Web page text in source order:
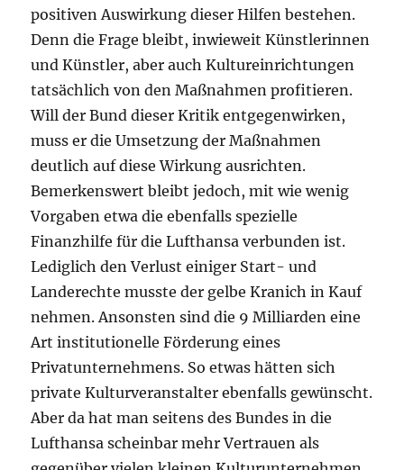
positiven Auswirkung dieser Hilfen bestehen.
Denn die Frage bleibt, inwieweit Künstlerinnen
und Künstler, aber auch Kultureinrichtungen
tatsächlich von den Maßnahmen profitieren.
Will der Bund dieser Kritik entgegenwirken,
muss er die Umsetzung der Maßnahmen
deutlich auf diese Wirkung ausrichten.
Bemerkenswert bleibt jedoch, mit wie wenig
Vorgaben etwa die ebenfalls spezielle
Finanzhilfe für die Lufthansa verbunden ist.
Lediglich den Verlust einiger Start- und
Landerechte musste der gelbe Kranich in Kauf
nehmen. Ansonsten sind die 9 Milliarden eine
Art institutionelle Förderung eines
Privatunternehmens. So etwas hätten sich
private Kulturveranstalter ebenfalls gewünscht.
Aber da hat man seitens des Bundes in die
Lufthansa scheinbar mehr Vertrauen als